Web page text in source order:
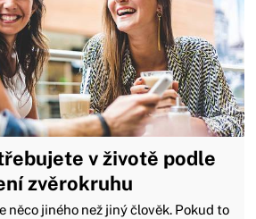
v životě podle
zvěrokruhu
něco jiného než jiný člověk. Pokud to